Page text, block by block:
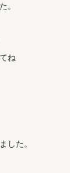
。
ね
した。